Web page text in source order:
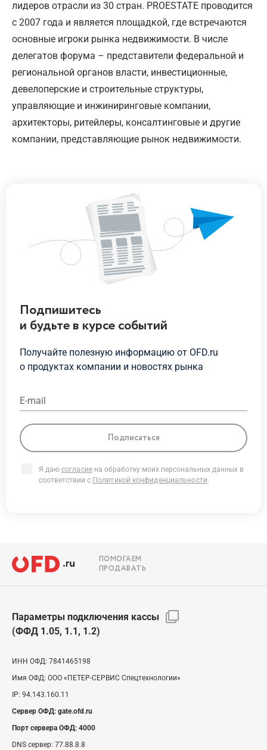
лидеров отрасли из 30 стран. PROESTATE проводится
с 2007 года и является площадкой, где встречаются
основные игроки рынка недвижимости. В числе
делегатов форума – представители федеральной и
региональной органов власти, инвестиционные,
девелоперские и строительные структуры,
управляющие и инжиниринговые компании,
архитекторы, ритейлеры, консалтинговые и другие
компании, представляющие рынок недвижимости.
Подпишитесь
и будьтев курсесобытий
Получайте полезную информацию от OFD.ru
о продуктах компании и новостях рынка
E-mail
Подписаться
Я даю согласиена обработку моих персональных данных в
соответствии с Политикой конфиденциальности.
ПОМОГАЕМ
ПРОДАВАТЬ
Параметры подключения кассы
(ФФД 1.05, 1.1, 1.2)
ИНН ОФД: 7841465198
Имя ОФД: ООО «ПЕТЕР-СЕРВИС Спецтехнологии»
IP: 94.143.160.11
Сервер ОФД: gate.ofd.ru
Порт сервера ОФД: 4000
DNS сервер: 77.88.8.8